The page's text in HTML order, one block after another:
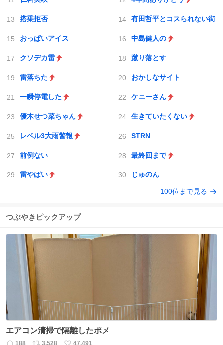
搭乗拒否 有田哲平とコスられない街
おっぱいアイス 中島健人の
クソデカ雷 蹴り落とす
雷落ちた おかしなサイト
一瞬停電した ケニーさん
優木せつ菜ちゃん 生きていたくない
レベル3大雨警報 STRN
前例ない 最終回まで
雷やばい じゅのん
100位まで見る
つぶやきピックアップ
エアコン清掃で隔離したポメ
188 3,528 47,491